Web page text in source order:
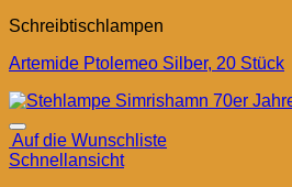
Schreibtischlampen
Artemide Ptolemeo Silber, 20 Stück
Auf die Wunschliste
Schnellansicht